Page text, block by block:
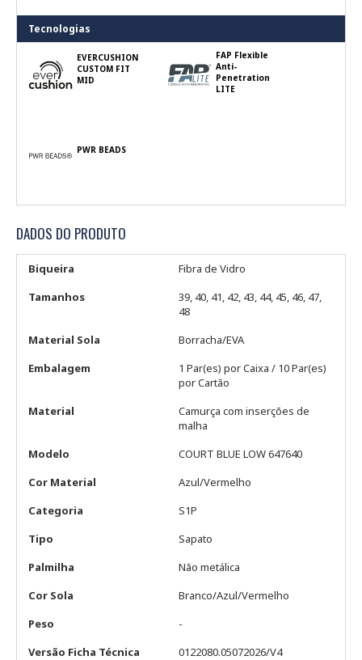
Tecnologias
EVERCUSHION
CUSTOM FIT
MID
FAP Flexible
Anti-
Penetration
LITE
PWR BEADS
DADOS DO PRODUTO
Biqueira
Fibra de Vidro
Tamanhos
39, 40, 41, 42, 43, 44, 45, 46, 47,
48
Material Sola
Borracha/EVA
Embalagem
1 Par(es) por Caixa / 10 Par(es)
por Cartão
Material
Camurça com inserções de
malha
Modelo
COURT BLUE LOW 647640
Cor Material
Azul/Vermelho
Categoria
S1P
Tipo
Sapato
Palmilha
Não metálica
Cor Sola
Branco/Azul/Vermelho
Peso
-
Versão Ficha Técnica
0122080.05072026/V4